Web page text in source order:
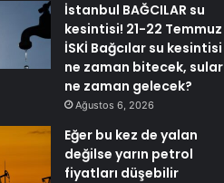
İstanbul BAĞCILAR su
kesintisi! 21-22 Temmuz
İSKİ Bağcılar su kesintisi
ne zaman bitecek, sular
ne zaman gelecek?
Ağustos 6, 2026
Eğer bu kez de yalan
değilse yarın petrol
fiyatları düşebilir